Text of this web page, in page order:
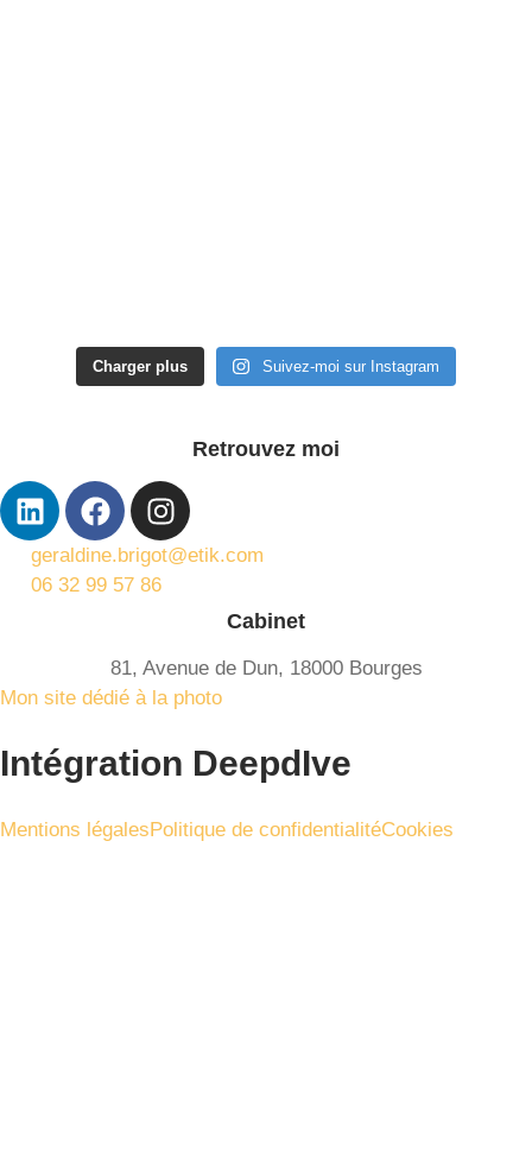
Charger plus Suivez-moi sur Instagram
Retrouvez moi
geraldine.brigot@etik.com
06 32 99 57 86
Cabinet
81, Avenue de Dun, 18000 Bourges
Mon site dédié à la photo
Intégration DeepdIve
Mentions légales Politique de confidentialitéCookies